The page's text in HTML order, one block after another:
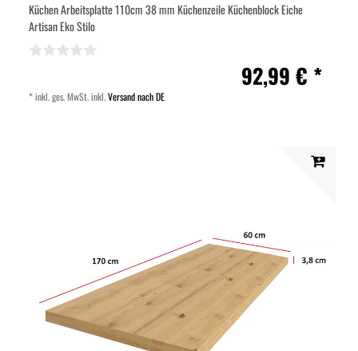
Küchen Arbeitsplatte 110cm 38 mm Küchenzeile Küchenblock Eiche
Artisan Eko Stilo
92,99 € *
*inkl. ges. MwSt.inkl.Versand nach DE